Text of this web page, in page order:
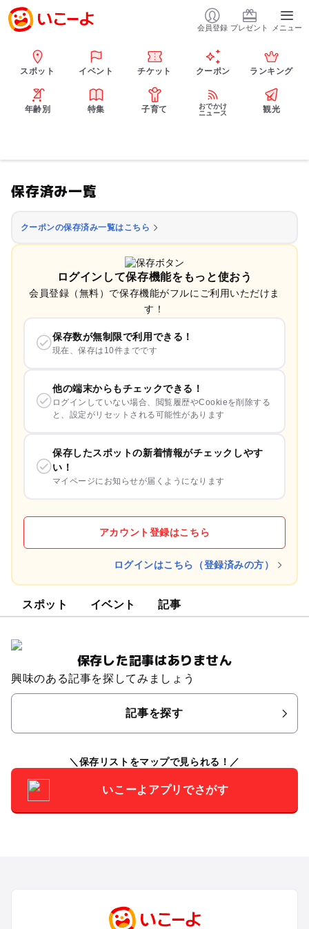
会員登録 プレゼント メニュー
スポット イベント チケット クーポン ランキング
年齢別 特集 子育て
おでかけ
ニュース
観光
保存済み一覧
クーポンの保存済み一覧はこちら
ログインして保存機能をもっと使おう
会員登録（無料）で保存機能がフルにご利用いただけま
す！
保存数が無制限で利用できる！
現在、保存は10件までです
他の端末からもチェックできる！
ログインしていない場合、閲覧履歴やCookieを削除する
と、設定がリセットされる可能性があります
保存したスポットの新着情報がチェックしやす
い！
マイページにお知らせが届くようになります
アカウント登録はこちら
ログインはこちら（登録済みの方）
スポット イベント 記事
保存した記事はありません
興味のある記事を探してみましょう
記事を探す
保存リストをマップで見られる！
いこーよアプリでさがす